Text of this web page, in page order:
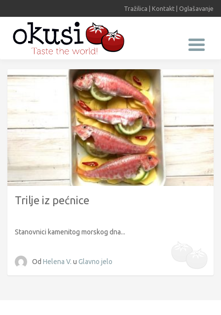
Tražilica Kontakt Oglašavanje
Trilje iz pećnice
Stanovnici kamenitog morskog dna...
Od Helena V. u Glavno jelo